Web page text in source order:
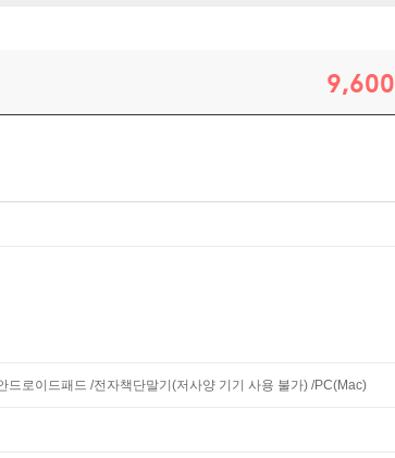
9,600
로이드패드 /전자책단말기(저사양 기기 사용 불가) /PC(Mac)